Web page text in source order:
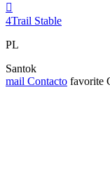

4Trail Stable
PL
Santok
mail Contacto favorite